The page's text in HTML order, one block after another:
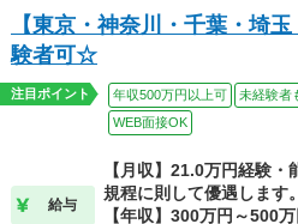
【東京・神奈川・千葉・埼
験者可☆
注目ポイント 年収500万円以上可 未経験者
WEB面接OK
給与
【月収】21.0万円経験
規程に則して優遇します。
【年収】300万円～500